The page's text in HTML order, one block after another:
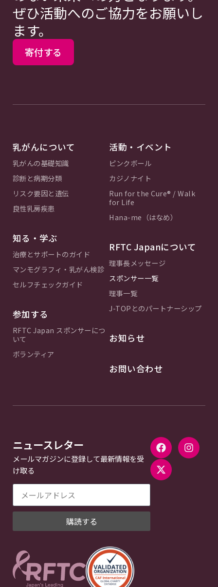
ぜひ活動へのご協力をお願いし
ます。
寄付する
乳がんについて
乳がんの基礎知識
診断と病期分類
リスク要因と遺伝
良性乳房疾患
知る・学ぶ
治療とサポートのガイド
マンモグラフィ・乳がん検診
セルフチェックガイド
参加する
RFTC Japan スポンサーにつ
いて
ボランティア
活動・イベント
ピンクボール
カジノナイト
Run for the Cure® / Walk
for Life
Hana-me（はなめ）
RFTC Japanについて
理事長メッセージ
スポンサー一覧
理事一覧
J-TOPとのパートナーシップ
お知らせ
お問い合わせ
ニュースレター
メールマガジンに登録して最新情報を受
け取る
購読する